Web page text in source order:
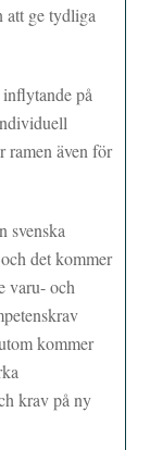
att ge tydliga
på
ramen även för
svenska
det kommer
varu- och
kommer
krav på ny